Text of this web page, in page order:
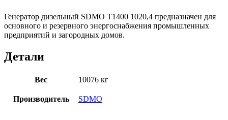
Генератор дизельный SDMO T1400 1020,4 предназначен для
основного и резервного энергоснабжения промышленных
предприятий и загородных домов.
Детали
Вес 10076 кг
Производитель SDMO